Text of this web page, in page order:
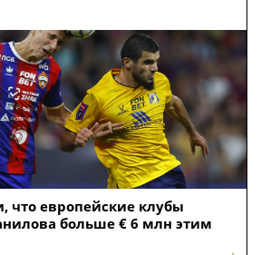
что европейские клубы
больше € 6 млн этим